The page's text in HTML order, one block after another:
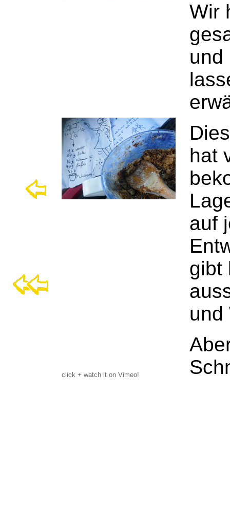
Wir
und
hat
auf
gibt
und
click + watch it on Vimeo!